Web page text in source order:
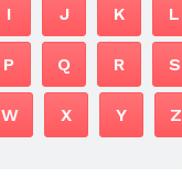
I J K L
P Q R S
W X Y Z